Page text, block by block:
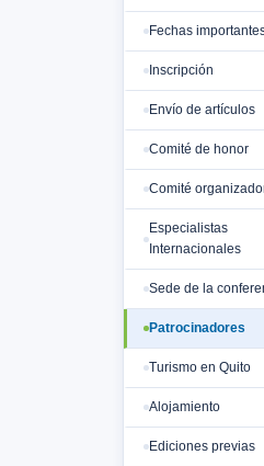
Fechas
Inscripción
Envío de artículos
Comité de honor
Comité
Especialistas
Internacionales
Sede de la
Patrocinadores
Turismo en Quito
Alojamiento
Ediciones previas